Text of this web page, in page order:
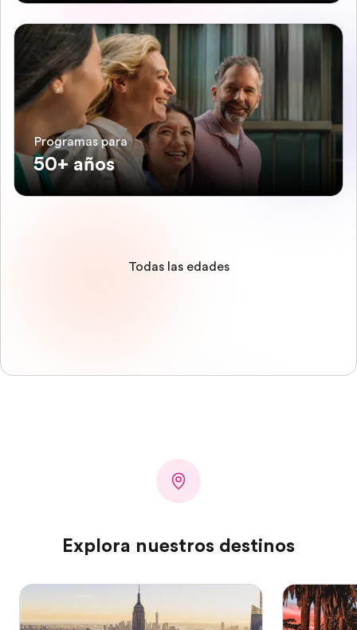
Programas para
50+ años
Todas las edades
Explora nuestros destinos